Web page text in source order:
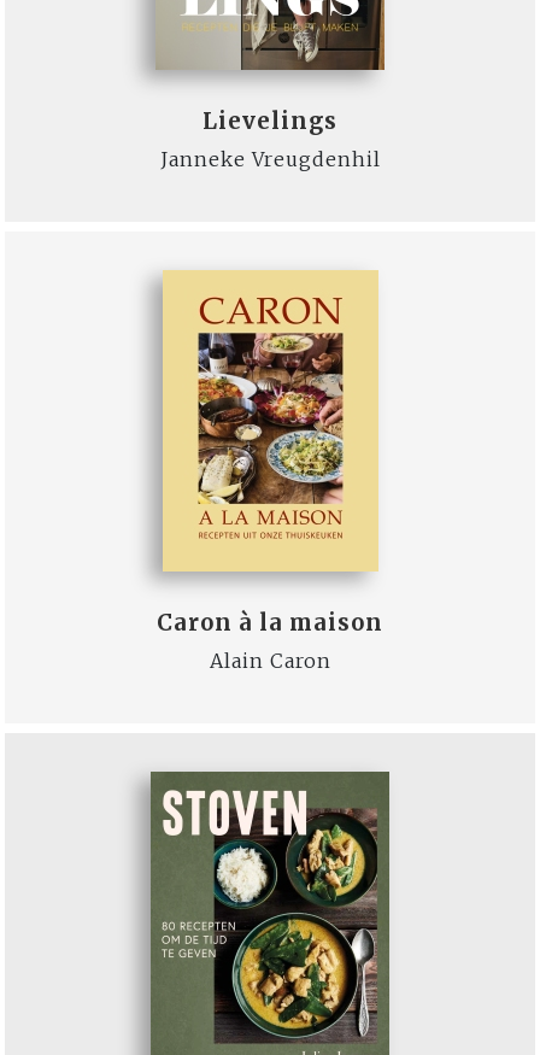
Lievelings
Janneke Vreugdenhil
Caron à la maison
Alain Caron